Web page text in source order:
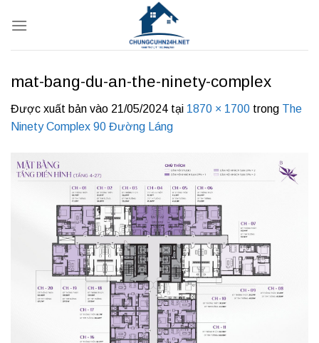
qua
mat-bang-du-an-the-ninety-complex
Được xuất bản vào 21/05/2024 tại 1870 × 1700 trong The
Ninety Complex 90 Đường Láng